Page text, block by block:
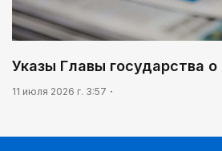
Указы Главы государства о
11 июля 2026 г. 3:57